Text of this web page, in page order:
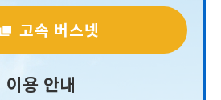
고속 버스넷
이용 안내